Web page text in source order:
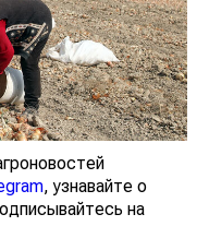
, узнавайте о
на